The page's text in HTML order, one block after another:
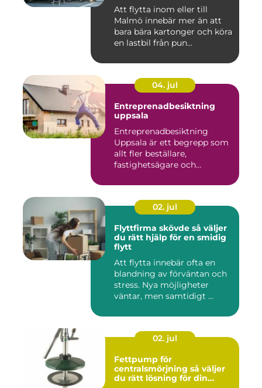
Att flytta inom eller till
Malmö innebär mer än att
bara bära kartonger och köra
en lastbil från pun...
04. jul
Entreprenadbesiktning
uppsala
Entreprenadbesiktning
Uppsala är ett begrepp som
allt fler beställare,
fastighetsägare och
02. jul
Flyttfirma skövde så väljer
du rätt hjälp för en smidig
flytt
Att flytta innebär ofta en
blandning av förväntan och
stress. Nya möjligheter
väntar, men samtidigt ...
02. jul
Fettpump för
centralsmörjning så väljer
du rätt lösning för din